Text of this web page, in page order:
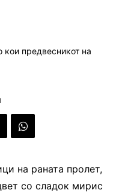
на раната пролет,
со сладок мирис